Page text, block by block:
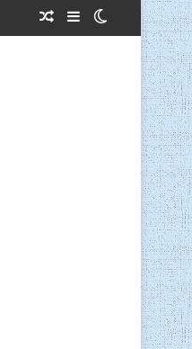
Willekeurig Artikel
SidebarSwitch skin